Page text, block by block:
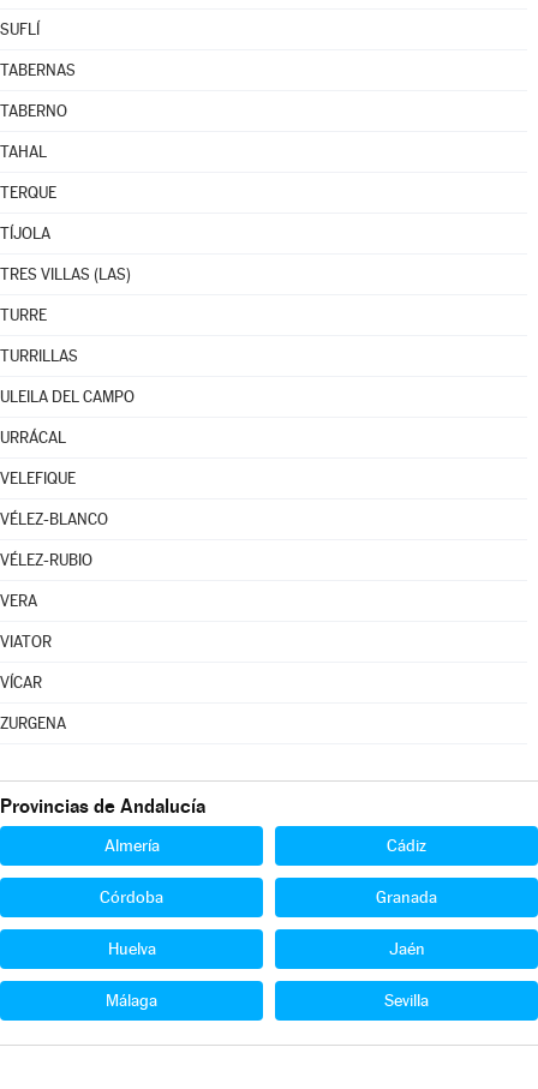
SUFLÍ
TABERNAS
TABERNO
TAHAL
TERQUE
TÍJOLA
TRES VILLAS (LAS)
TURRE
TURRILLAS
ULEILA DEL CAMPO
URRÁCAL
VELEFIQUE
VÉLEZ-BLANCO
VÉLEZ-RUBIO
VERA
VIATOR
VÍCAR
ZURGENA
Provincias de Andalucía
Almería Cádiz
Córdoba Granada
Huelva Jaén
Málaga Sevilla